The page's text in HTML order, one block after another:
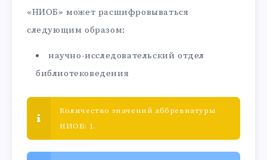
«НИОБ» может расшифровываться
следующим образом:
научно-исследовательский отдел
библиотековедения
Количество значений аббревиатуры
НИОБ: 1.